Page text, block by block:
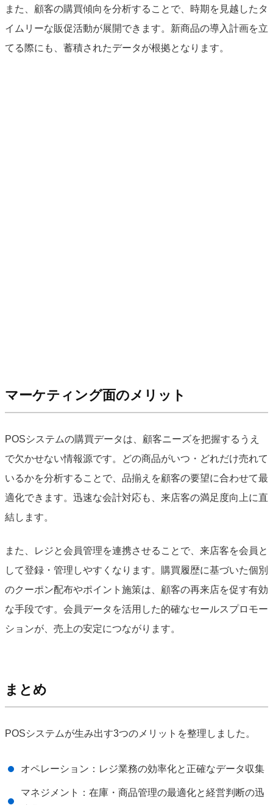
また、顧客の購買傾向を分析することで、時期を見越したタ
イムリーな販促活動が展開できます。新商品の導入計画を立
てる際にも、蓄積されたデータが根拠となります。
マーケティング面のメリット
POSシステムの購買データは、顧客ニーズを把握するうえ
で欠かせない情報源です。どの商品がいつ・どれだけ売れて
いるかを分析することで、品揃えを顧客の要望に合わせて最
適化できます。迅速な会計対応も、来店客の満足度向上に直
結します。
また、レジと会員管理を連携させることで、来店客を会員と
して登録・管理しやすくなります。購買履歴に基づいた個別
のクーポン配布やポイント施策は、顧客の再来店を促す有効
な手段です。会員データを活用した的確なセールスプロモー
ションが、売上の安定につながります。
まとめ
POSシステムが生み出す3つのメリットを整理しました。
オペレーション：レジ業務の効率化と正確なデータ収集
マネジメント：在庫・商品管理の最適化と経営判断の迅